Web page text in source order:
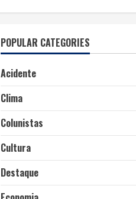
POPULAR CATEGORIES
Acidente
Clima
Colunistas
Cultura
Destaque